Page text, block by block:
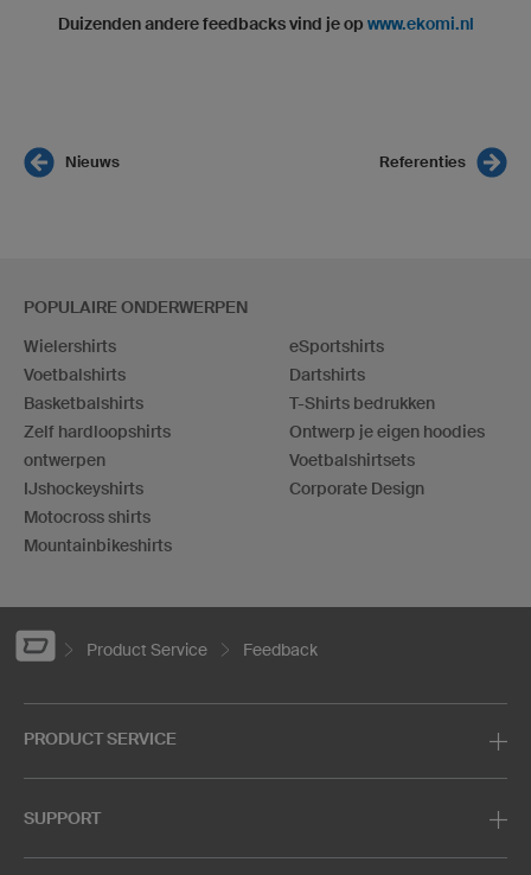
Duizenden andere feedbacks vind je op www.ekomi.nl
Nieuws Referenties
POPULAIRE ONDERWERPEN
Wielershirts
Voetbalshirts
Basketbalshirts
Zelf hardloopshirts
ontwerpen
IJshockeyshirts
Motocross shirts
Mountainbikeshirts
eSportshirts
Dartshirts
T-Shirts bedrukken
Ontwerp je eigen hoodies
Voetbalshirtsets
Corporate Design
Product Service Feedback
PRODUCT SERVICE
SUPPORT